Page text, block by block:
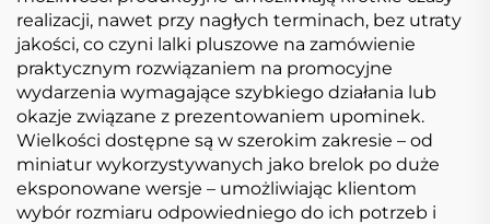
realizacji, nawet przy nagłych terminach, bez utraty
jakości, co czyni lalki pluszowe na zamówienie
praktycznym rozwiązaniem na promocyjne
wydarzenia wymagające szybkiego działania lub
okazje związane z prezentowaniem upominek.
Wielkości dostępne są w szerokim zakresie – od
miniatur wykorzystywanych jako brelok po duże
eksponowane wersje – umożliwiając klientom
wybór rozmiaru odpowiedniego do ich potrzeb i